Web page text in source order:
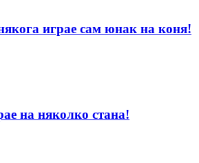
играе сам юнак на коня!
на няколко стана!